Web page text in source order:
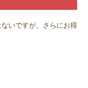
いですが、さらにお得